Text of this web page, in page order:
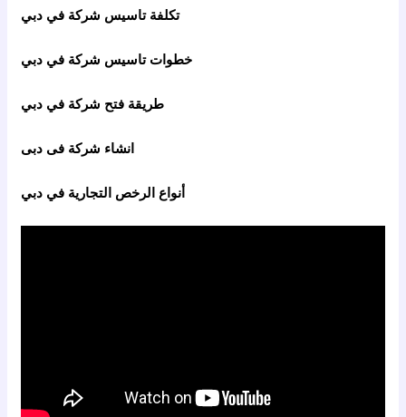
تكلفة تاسيس شركة في دبي
خطوات تاسيس شركة في دبي
طريقة فتح شركة في دبي
انشاء شركة فى دبى
أنواع الرخص التجارية في دبي